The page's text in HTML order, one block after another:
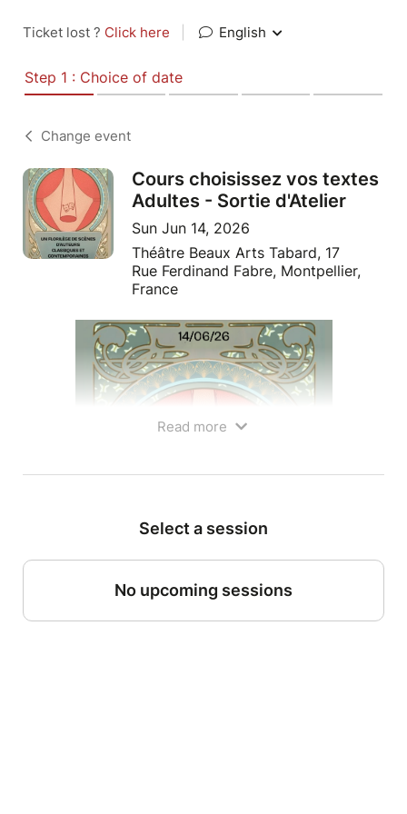
Ticket lost ? Click here English
Step 1 : Choice of date
Change event
Cours choisissez vos textes
Adultes - Sortie d'Atelier
Sun Jun 14, 2026
Théâtre Beaux Arts Tabard, 17
Rue Ferdinand Fabre, Montpellier,
France
Read more
Select a session
No upcoming sessions